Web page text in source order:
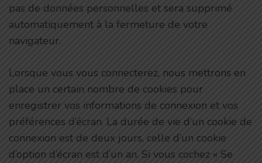
pas de données personnelles et sera supprimé
automatiquement à la fermeture de votre
navigateur.
Lorsque vous vous connecterez, nous mettrons en
place un certain nombre de cookies pour
enregistrer vos informations de connexion et vos
préférences d’écran. La durée de vie d’un cookie de
connexion est de deux jours, celle d’un cookie
d’option d’écran est d’un an. Si vous cochez « Se